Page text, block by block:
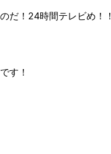
だ！24時間テレビめ！！
す！